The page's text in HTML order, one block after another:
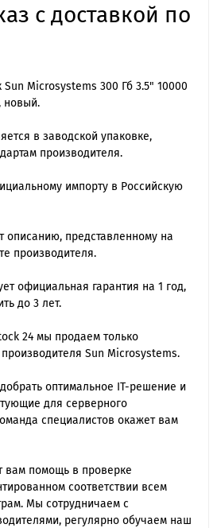
с доставкой по
Microsystems 300 Гб 3.5" 10000
новый.
в заводской упаковке,
производителя.
импорту в Российскую
описанию, представленному на
производителя.
официальная гарантия на 1 год,
до 3 лет.
24 мы продаем только
Sun Microsystems.
оптимальное IT-решение и
для серверного
специалиcтов окажет вам
вам помощь в проверке
соответствии всем
Мы сотрудничаем с
регулярно обучаем наш